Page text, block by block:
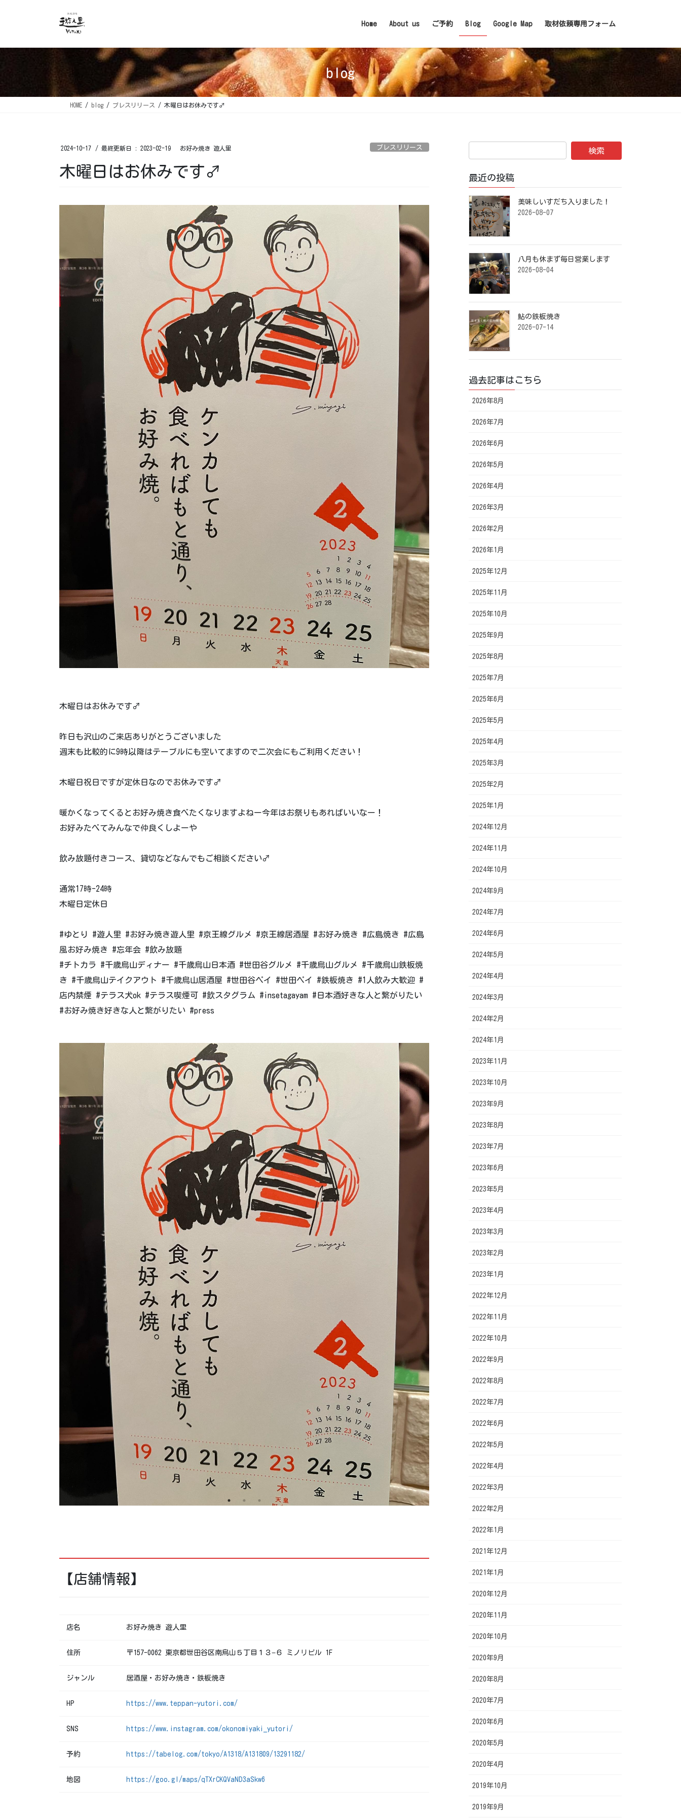
Home About us ご予約 Blog Google Map 取材依頼専用フォーム
blog
HOME blog プレスリリース 木曜日はお休みです‍♂️ ⁡
2024-10-17 / 最終更新日 : 2023-02-19 お好み焼き 遊人里 プレスリリース
木曜日はお休みです‍♂️ ⁡
木曜日はお休みです‍♂️
昨日も沢山のご来店ありがとうございました
週末も比較的に9時以降はテーブルにも空いてますので二次会にもご利用ください！
木曜日祝日ですが定休日なのでお休みです‍♂️
暖かくなってくるとお好み焼き食べたくなりますよねー️今年はお祭りもあればいいなー！
お好みたべてみんなで仲良くしよーや
飲み放題付きコース、貸切などなんでもご相談ください‍♂️
通常17時-24時
木曜日定休日
#ゆとり #遊人里 #お好み焼き遊人里 #京王線グルメ #京王線居酒屋 #お好み焼き #広島焼き #広島
風お好み焼き #忘年会 #飲み放題
#チトカラ #千歳烏山ディナー #千歳烏山日本酒 #世田谷グルメ #千歳烏山グルメ #千歳烏山鉄板焼
き #千歳烏山テイクアウト #千歳烏山居酒屋 #世田谷ペイ #世田ペイ #鉄板焼き #1人飲み大歓迎 #
店内禁煙 #テラス犬ok #テラス喫煙可 #飲スタグラム #insetagayam #日本酒好きな人と繋がりたい
#お好み焼き好きな人と繋がりたい #press
【店舗情報】
店名 お好み焼き 遊人里
住所 〒157-0062 東京都世田谷区南烏山５丁目１３−６ ミノリビル 1F
ジャンル 居酒屋・お好み焼き・鉄板焼き
HP https://www.teppan-yutori.com/
SNS https://www.instagram.com/okonomiyaki_yutori/
予約 https://tabelog.com/tokyo/A1318/A131809/13291182/
地図 https://goo.gl/maps/qTXrCKQVaND3aSkw6
最近の投稿
美味しいすだち入りました！ ⁡
2026-08-07
八月も休まず毎日営業します️ ⁡
2026-08-04
鮎の鉄板焼き ⁡
2026-07-14
過去記事はこちら
2026年8月
2026年7月
2026年6月
2026年5月
2026年4月
2026年3月
2026年2月
2026年1月
2025年12月
2025年11月
2025年10月
2025年9月
2025年8月
2025年7月
2025年6月
2025年5月
2025年4月
2025年3月
2025年2月
2025年1月
2024年12月
2024年11月
2024年10月
2024年9月
2024年7月
2024年6月
2024年5月
2024年4月
2024年3月
2024年2月
2024年1月
2023年11月
2023年10月
2023年9月
2023年8月
2023年7月
2023年6月
2023年5月
2023年4月
2023年3月
2023年2月
2023年1月
2022年12月
2022年11月
2022年10月
2022年9月
2022年8月
2022年7月
2022年6月
2022年5月
2022年4月
2022年3月
2022年2月
2022年1月
2021年12月
2021年1月
2020年12月
2020年11月
2020年10月
2020年9月
2020年8月
2020年7月
2020年6月
2020年5月
2020年4月
2019年10月
2019年9月